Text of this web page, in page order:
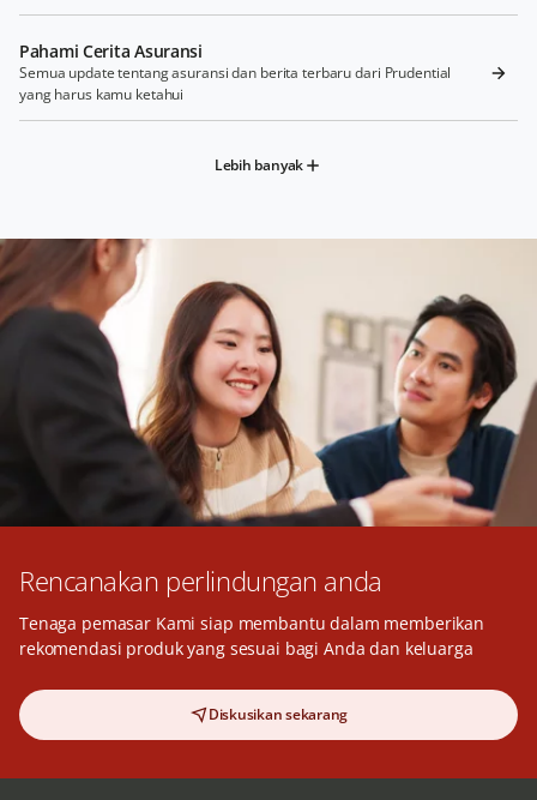
Pahami Cerita Asuransi
Semua update tentang asuransi dan berita terbaru dari Prudential
yang harus kamu ketahui
Lebih banyak
Rencanakan perlindungan anda
Tenaga pemasar Kami siap membantu dalam memberikan
rekomendasi produk yang sesuai bagi Anda dan keluarga
Diskusikan sekarang